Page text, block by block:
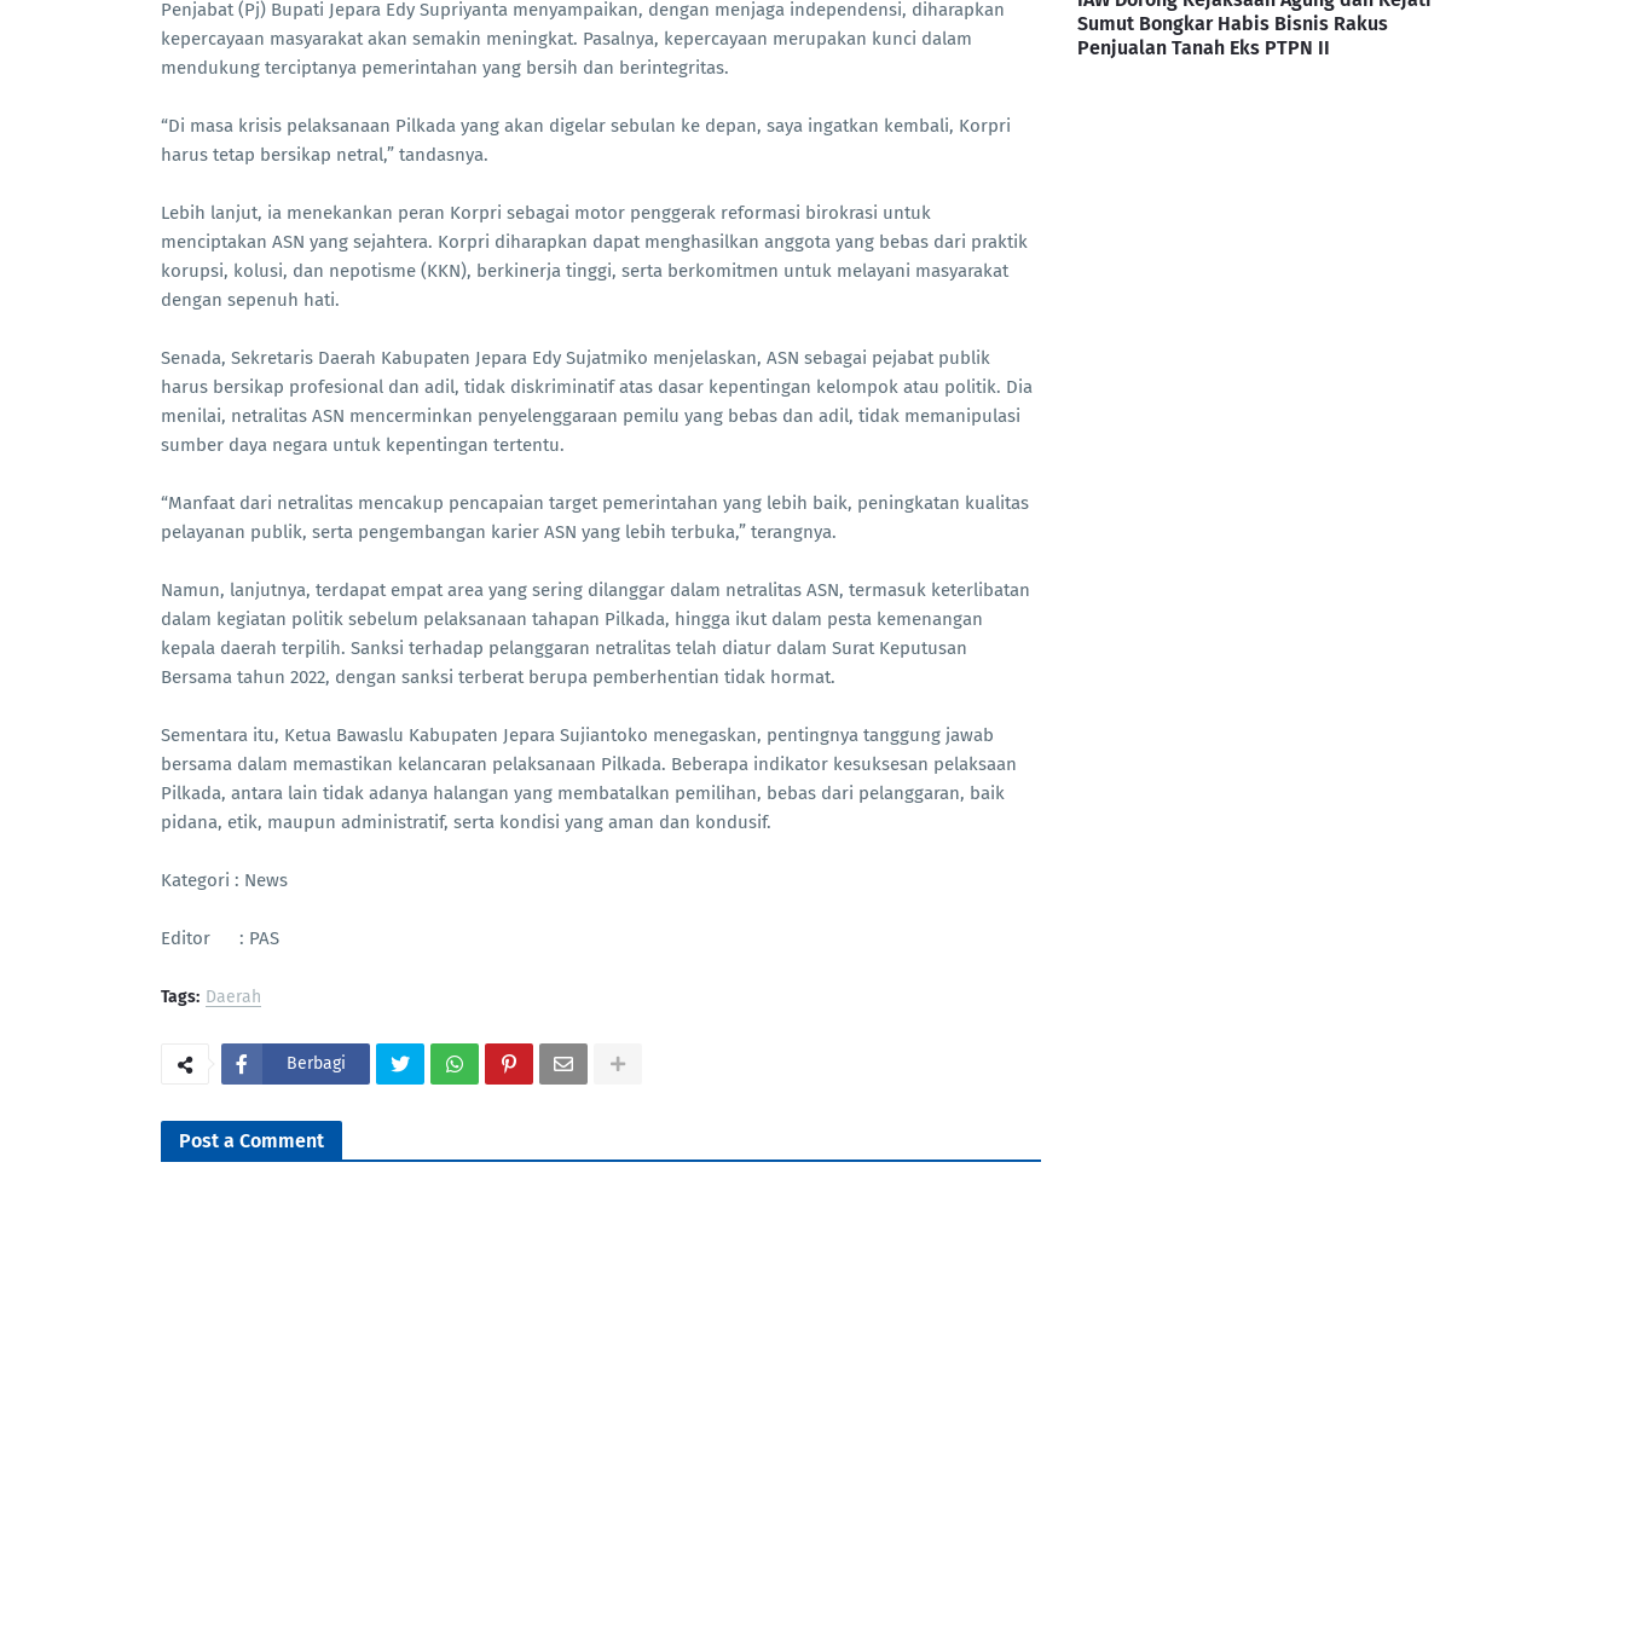
Penjabat (Pj) Bupati Jepara Edy Supriyanta menyampaikan, dengan menjaga independensi, diharapkan
kepercayaan masyarakat akan semakin meningkat. Pasalnya, kepercayaan merupakan kunci dalam
mendukung terciptanya pemerintahan yang bersih dan berintegritas.
“Di masa krisis pelaksanaan Pilkada yang akan digelar sebulan ke depan, saya ingatkan kembali, Korpri
harus tetap bersikap netral,” tandasnya.
Lebih lanjut, ia menekankan peran Korpri sebagai motor penggerak reformasi birokrasi untuk
menciptakan ASN yang sejahtera. Korpri diharapkan dapat menghasilkan anggota yang bebas dari praktik
korupsi, kolusi, dan nepotisme (KKN), berkinerja tinggi, serta berkomitmen untuk melayani masyarakat
dengan sepenuh hati.
Senada, Sekretaris Daerah Kabupaten Jepara Edy Sujatmiko menjelaskan, ASN sebagai pejabat publik
harus bersikap profesional dan adil, tidak diskriminatif atas dasar kepentingan kelompok atau politik. Dia
menilai, netralitas ASN mencerminkan penyelenggaraan pemilu yang bebas dan adil, tidak memanipulasi
sumber daya negara untuk kepentingan tertentu.
“Manfaat dari netralitas mencakup pencapaian target pemerintahan yang lebih baik, peningkatan kualitas
pelayanan publik, serta pengembangan karier ASN yang lebih terbuka,” terangnya.
Namun, lanjutnya, terdapat empat area yang sering dilanggar dalam netralitas ASN, termasuk keterlibatan
dalam kegiatan politik sebelum pelaksanaan tahapan Pilkada, hingga ikut dalam pesta kemenangan
kepala daerah terpilih. Sanksi terhadap pelanggaran netralitas telah diatur dalam Surat Keputusan
Bersama tahun 2022, dengan sanksi terberat berupa pemberhentian tidak hormat.
Sementara itu, Ketua Bawaslu Kabupaten Jepara Sujiantoko menegaskan, pentingnya tanggung jawab
bersama dalam memastikan kelancaran pelaksanaan Pilkada. Beberapa indikator kesuksesan pelaksaan
Pilkada, antara lain tidak adanya halangan yang membatalkan pemilihan, bebas dari pelanggaran, baik
pidana, etik, maupun administratif, serta kondisi yang aman dan kondusif.
Kategori : News
Editor : PAS
Tags: Daerah
Berbagi
Post a Comment
Sumut Bongkar Habis Bisnis Rakus
Penjualan Tanah Eks PTPN II